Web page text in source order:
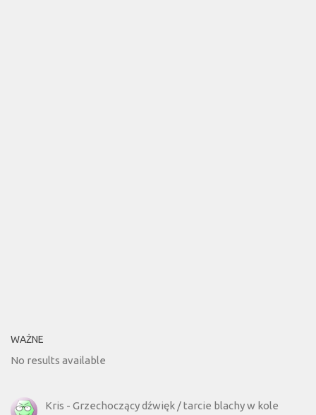
WAŻNE
No results available
Kris - Grzechoczący dźwięk / tarcie blachy w kole